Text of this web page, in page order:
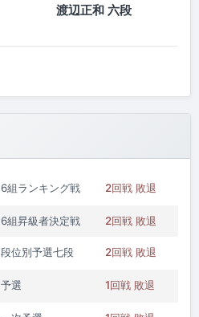
渡辺正和 六段
6組ランキング戦 2回戦 敗退
6組昇級者決定戦 2回戦 敗退
段位別予選七段 2回戦 敗退
予選 1回戦 敗退